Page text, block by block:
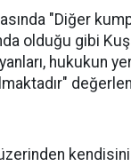
"Diğer
olduğu gibi
hukukun